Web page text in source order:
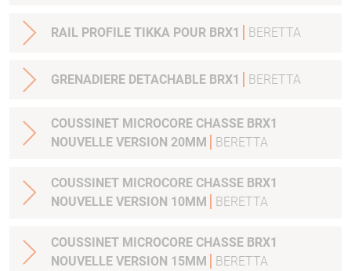
RAIL PROFILE TIKKA POUR BRX1 BERETTA
GRENADIERE DETACHABLE BRX1 BERETTA
COUSSINET MICROCORE CHASSE BRX1
NOUVELLE VERSION 20MM
BERETTA
COUSSINET MICROCORE CHASSE BRX1
NOUVELLE VERSION 10MM
BERETTA
COUSSINET MICROCORE CHASSE BRX1
NOUVELLE VERSION 15MM
BERETTA